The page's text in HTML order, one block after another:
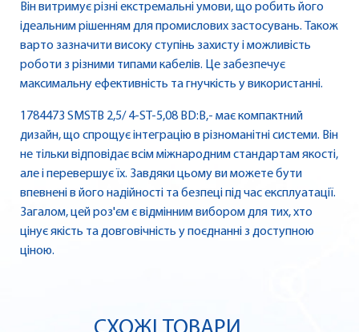
Він витримує різні екстремальні умови, що робить його
ідеальним рішенням для промислових застосувань. Також
варто зазначити високу ступінь захисту і можливість
роботи з різними типами кабелів. Це забезпечує
максимальну ефективність та гнучкість у використанні.
1784473 SMSTB 2,5/ 4-ST-5,08 BD:B,- має компактний
дизайн, що спрощує інтеграцію в різноманітні системи. Він
не тільки відповідає всім міжнародним стандартам якості,
але і перевершує їх. Завдяки цьому ви можете бути
впевнені в його надійності та безпеці під час експлуатації.
Загалом, цей роз'єм є відмінним вибором для тих, хто
цінує якість та довговічність у поєднанні з доступною
ціною.